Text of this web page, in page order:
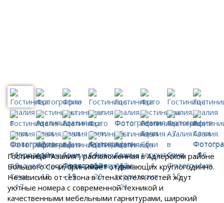
Гостиница "Азалия", расположенная в Адлерском районе
Большого Сочи, принимает отдыхающих круглогодично.
Независимо от сезона в стенах отеля гостей ждут
уютные номера с современной техникой и
качественными мебельными гарнитурами, широкий